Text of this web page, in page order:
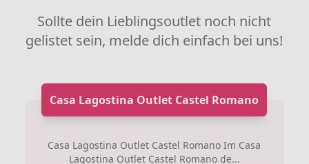
Sollte dein Lieblingsoutlet noch nicht
gelistet sein, melde dich einfach bei uns!
Casa Lagostina Outlet Castel Romano
Casa Lagostina Outlet Castel Romano Im Casa
Lagostina Outlet Castel Romano de...